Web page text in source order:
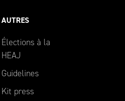
AUTRES
Élections à la
HEAJ
Guidelines
Kit press